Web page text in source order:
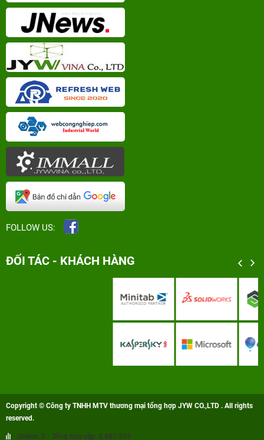
FOLLOW US:
ĐỐI TÁC - KHÁCH HÀNG
Copyright © Công ty TNHH MTV thương mại tổng hợp JYW CO.,LTD . All rights
reserved.
Online: 5 - Tổng truy cập: 8.687.373